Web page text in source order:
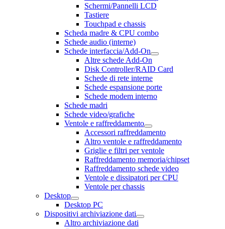
Schermi/Pannelli LCD
Tastiere
Touchpad e chassis
Scheda madre & CPU combo
Schede audio (interne)
Schede interfaccia/Add-On
Altre schede Add-On
Disk Controller/RAID Card
Schede di rete interne
Schede espansione porte
Schede modem interno
Schede madri
Schede video/grafiche
Ventole e raffreddamento
Accessori raffreddamento
Altro ventole e raffreddamento
Griglie e filtri per ventole
Raffreddamento memoria/chipset
Raffreddamento schede video
Ventole e dissipatori per CPU
Ventole per chassis
Desktop
Desktop PC
Dispositivi archiviazione dati
Altro archiviazione dati